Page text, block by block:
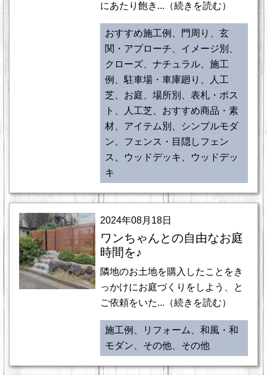
にあたり飽き...（続きを読む）
おすすめ施工例、門周り、玄
関・アプローチ、イメージ別、
クローズ、ナチュラル、施工
例、駐車場・車庫廻り、人工
芝、お庭、場所別、表札・ポス
ト、人工芝、おすすめ商品・素
材、アイテム別、シンプルモダ
ン、フェンス・目隠しフェン
ス、ウッドデッキ、ウッドデッ
キ
2024年08月18日
ワンちゃんとの自由なお庭
時間を♪
隣地のお土地を購入したことをき
っかけにお庭づくりをしよう、と
ご依頼をいた...（続きを読む）
施工例、リフォーム、和風・和
モダン、その他、その他